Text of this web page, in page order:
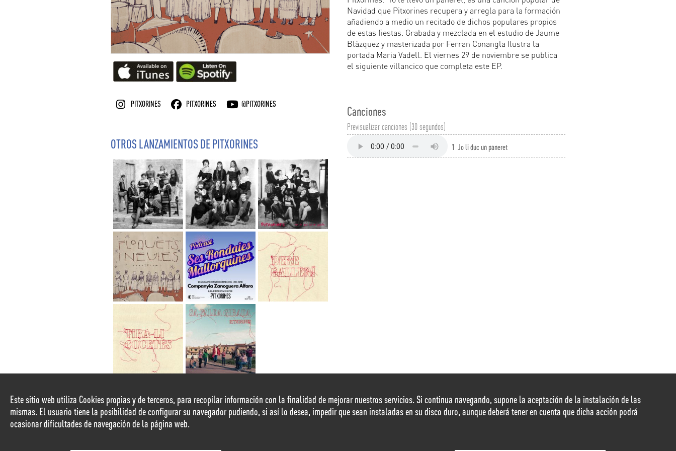
PITXORINES PITXORINES @PITXORINES
OTROS LANZAMIENTOS DE PITXORINES
Navidad que Pitxorines recupera y arregla para la formación
añadiendo a medio un recitado de dichos populares propios
de estas fiestas. Grabada y mezclada en el estudio de Jaume
Blàzquez y masterizada por Ferran Conangla Ilustra la
portada Maria Vadell. El viernes 29 de noviembre se publica
el siguiente villancico que completa este EP.
Canciones
Previsualizar canciones (30 segundos)
1 Jo li duc un paneret
Este sitio web utiliza Cookies propias y de terceros, para recopilar información con la finalidad de mejorar nuestros servicios. Si continua navegando, supone la aceptación de la instalación de las
mismas. El usuario tiene la posibilidad de configurar su navegador pudiendo, si así lo desea, impedir que sean instaladas en su disco duro, aunque deberá tener en cuenta que dicha acción podrá
ocasionar dificultades de navegación de la página web.